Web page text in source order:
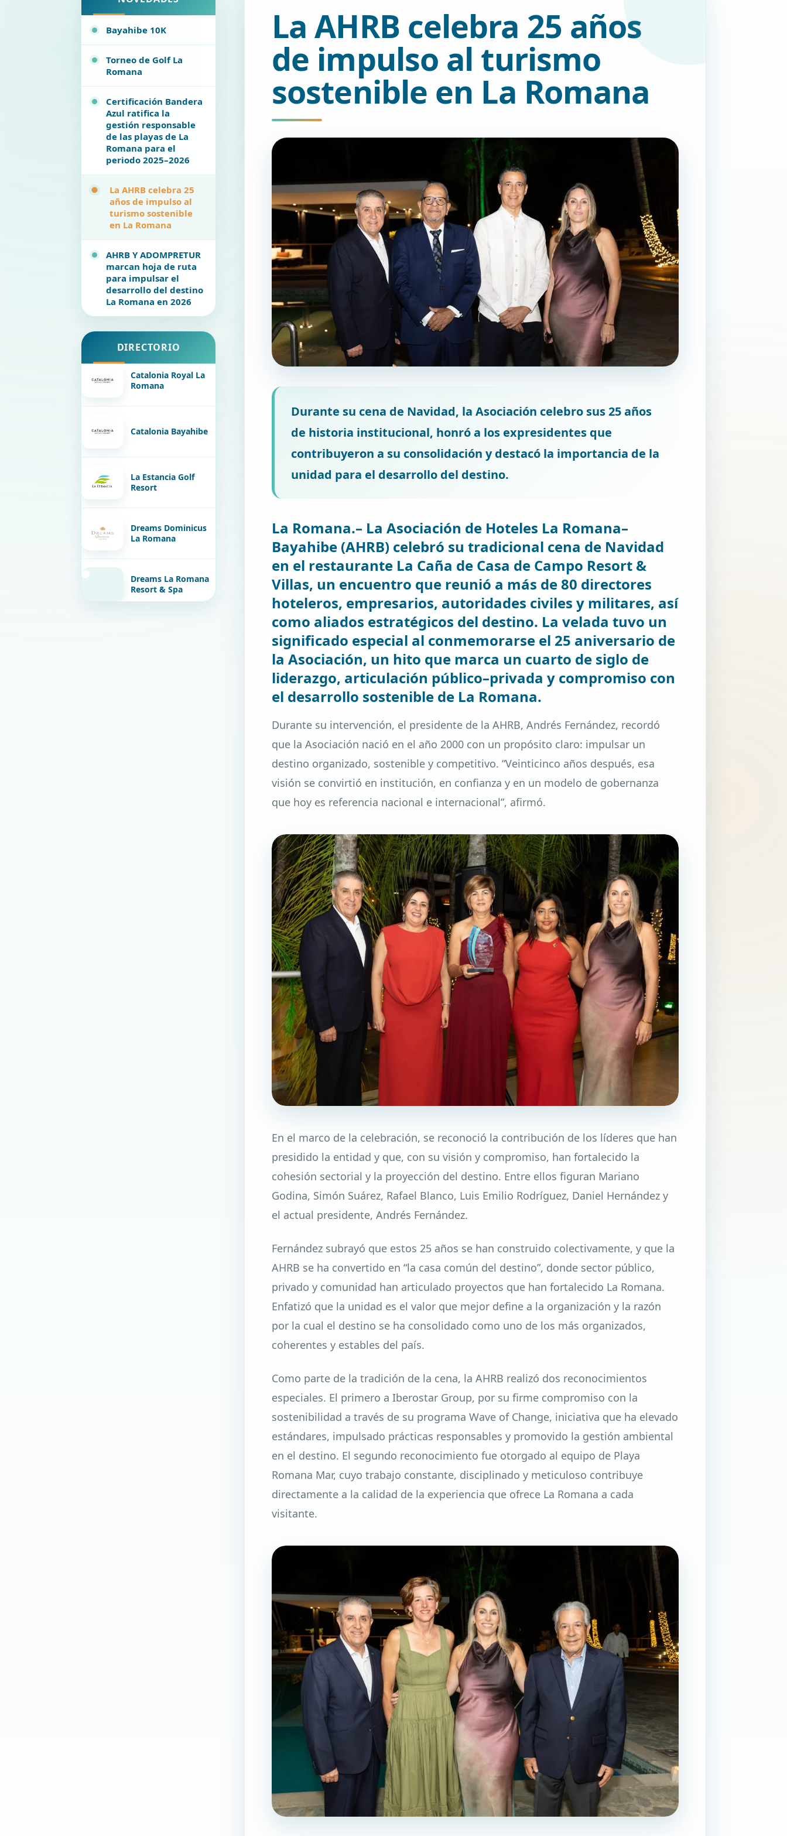
La AHRB celebra 25 años
de impulso al turismo
sostenible en La Romana
Durante su cena de Navidad, la Asociación celebro sus 25 años
de historia institucional, honró a los expresidentes que
contribuyeron a su consolidación y destacó la importancia de la
unidad para el desarrollo del destino.
La Romana.– La Asociación de Hoteles La Romana–
Bayahibe (AHRB) celebró su tradicional cena de Navidad
en el restaurante La Caña de Casa de Campo Resort &
Villas, un encuentro que reunió a más de 80 directores
hoteleros, empresarios, autoridades civiles y militares, así
como aliados estratégicos del destino. La velada tuvo un
significado especial al conmemorarse el 25 aniversario de
la Asociación, un hito que marca un cuarto de siglo de
liderazgo, articulación público–privada y compromiso con
el desarrollo sostenible de La Romana.
Durante su intervención, el presidente de la AHRB, Andrés Fernández, recordó
que la Asociación nació en el año 2000 con un propósito claro: impulsar un
destino organizado, sostenible y competitivo. “Veinticinco años después, esa
visión se convirtió en institución, en confianza y en un modelo de gobernanza
que hoy es referencia nacional e internacional”, afirmó.
En el marco de la celebración, se reconoció la contribución de los líderes que han
presidido la entidad y que, con su visión y compromiso, han fortalecido la
cohesión sectorial y la proyección del destino. Entre ellos figuran Mariano
Godina, Simón Suárez, Rafael Blanco, Luis Emilio Rodríguez, Daniel Hernández y
el actual presidente, Andrés Fernández.
Fernández subrayó que estos 25 años se han construido colectivamente, y que la
AHRB se ha convertido en “la casa común del destino”, donde sector público,
privado y comunidad han articulado proyectos que han fortalecido La Romana.
Enfatizó que la unidad es el valor que mejor define a la organización y la razón
por la cual el destino se ha consolidado como uno de los más organizados,
coherentes y estables del país.
Como parte de la tradición de la cena, la AHRB realizó dos reconocimientos
especiales. El primero a Iberostar Group, por su firme compromiso con la
sostenibilidad a través de su programa Wave of Change, iniciativa que ha elevado
estándares, impulsado prácticas responsables y promovido la gestión ambiental
en el destino. El segundo reconocimiento fue otorgado al equipo de Playa
Romana Mar, cuyo trabajo constante, disciplinado y meticuloso contribuye
directamente a la calidad de la experiencia que ofrece La Romana a cada
visitante.
Bayahibe 10K
Torneo de Golf La
Romana
Certificación Bandera
Azul ratifica la
gestión responsable
de las playas de La
Romana para el
periodo 2025–2026
La AHRB celebra 25
años de impulso al
turismo sostenible
en La Romana
AHRB Y ADOMPRETUR
marcan hoja de ruta
para impulsar el
desarrollo del destino
La Romana en 2026
DIRECTORIO
Catalonia Royal La
Romana
Catalonia Bayahibe
La Estancia Golf
Resort
Dreams Dominicus
La Romana
Dreams La Romana
Resort & Spa